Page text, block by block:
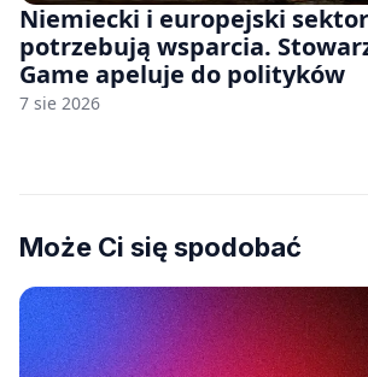
Niemiecki i europejski
potrzebują wsparcia.
Game apeluje do polityków
7 sie 2026
Może Ci się spodobać